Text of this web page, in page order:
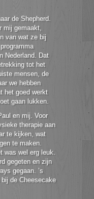
de Shepherd.
mij gemaakt,
van wat ze bij
Nederland. Dat
tot het
mensen, de
we hebben
het goed werkt
gaan lukken.
en mij. Voor
therapie aan
te kijken, wat
te maken.
was wel erg leuk.
gegeten en zijn
gegaan. ’s
de Cheesecake